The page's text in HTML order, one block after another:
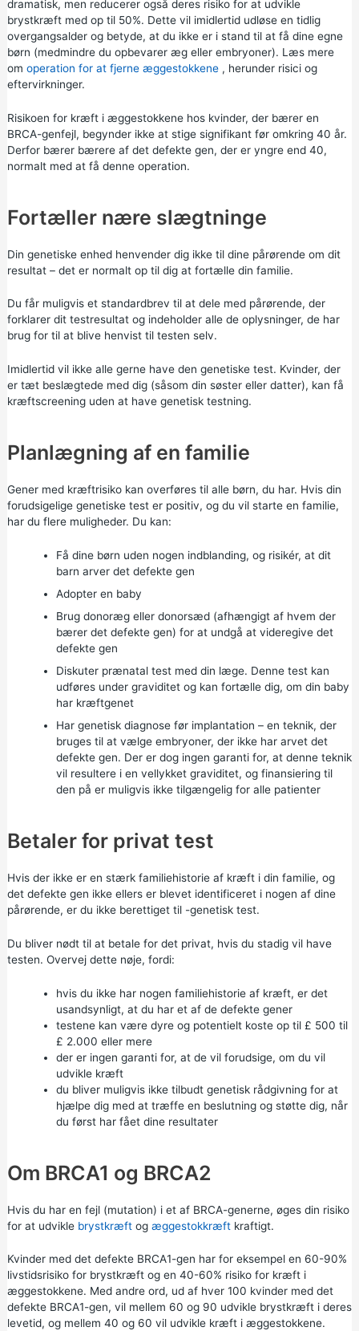
dramatisk, men reducerer også deres risiko for at udvikle
brystkræft med op til 50%. Dette vil imidlertid udløse en tidlig
overgangsalder og betyde, at du ikke er i stand til at få dine egne
børn (medmindre du opbevarer æg eller embryoner). Læs mere
om operation for at fjerne æggestokkene, herunder risici og
eftervirkninger.
Risikoen for kræft i æggestokkene hos kvinder, der bærer en
BRCA-genfejl, begynder ikke at stige signifikant før omkring 40 år.
Derfor bærer bærere af det defekte gen, der er yngre end 40,
normalt med at få denne operation.
Fortæller nære slægtninge
Din genetiske enhed henvender dig ikke til dine pårørende om dit
resultat – det er normalt op til dig at fortælle din familie.
Du får muligvis et standardbrev til at dele med pårørende, der
forklarer dit testresultat og indeholder alle de oplysninger, de har
brug for til at blive henvist til testen selv.
Imidlertid vil ikke alle gerne have den genetiske test. Kvinder, der
er tæt beslægtede med dig (såsom din søster eller datter), kan få
kræftscreening uden at have genetisk testning.
Planlægning af en familie
Gener med kræftrisiko kan overføres til alle børn, du har. Hvis din
forudsigelige genetiske test er positiv, og du vil starte en familie,
har du flere muligheder. Du kan:
Få dine børn uden nogen indblanding, og risikér, at dit
barn arver det defekte gen
Adopter en baby
Brug donoræg eller donorsæd (afhængigt af hvem der
bærer det defekte gen) for at undgå at videregive det
defekte gen
Diskuter prænatal test med din læge. Denne test kan
udføres under graviditet og kan fortælle dig, om din baby
har kræftgenet
Har genetisk diagnose før implantation – en teknik, der
bruges til at vælge embryoner, der ikke har arvet det
defekte gen. Der er dog ingen garanti for, at denne teknik
vil resultere i en vellykket graviditet, og finansiering til
den på er muligvis ikke tilgængelig for alle patienter
Betaler for privat test
Hvis der ikke er en stærk familiehistorie af kræft i din familie, og
det defekte gen ikke ellers er blevet identificeret i nogen af dine
pårørende, er du ikke berettiget til -genetisk test.
Du bliver nødt til at betale for det privat, hvis du stadig vil have
testen. Overvej dette nøje, fordi:
hvis du ikke har nogen familiehistorie af kræft, er det
usandsynligt, at du har et af de defekte gener
testene kan være dyre og potentielt koste op til £ 500 til
£ 2.000 eller mere
der er ingen garanti for, at de vil forudsige, om du vil
udvikle kræft
du bliver muligvis ikke tilbudt genetisk rådgivning forat
hjælpe dig med at træffe en beslutning og støtte dig, når
du først har fået dine resultater
Om BRCA1 og BRCA2
Hvis du har en fejl (mutation) i et af BRCA-generne, øges din risiko
for at udvikle brystkræftog æggestokkræftkraftigt.
Kvinder med det defekte BRCA1-gen har for eksempel en 60-90%
livstidsrisiko for brystkræft og en 40-60% risiko for kræft i
æggestokkene. Med andre ord, ud af hver 100 kvinder med det
defekte BRCA1-gen, vil mellem 60 og 90 udvikle brystkræft i deres
levetid, og mellem 40 og 60 vil udvikle kræft i æggestokkene.